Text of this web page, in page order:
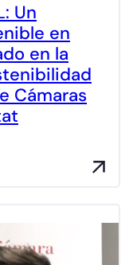
Un
en
en la
Cámaras